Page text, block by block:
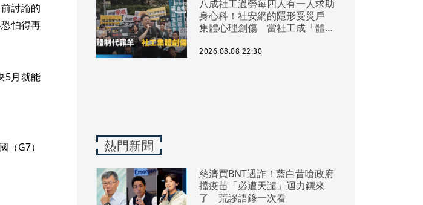
討論的
怕得再
5月就能
G7）
八成社工過勞每四人有一人求助
身心科！社安網的隱形受災戶
集體心理創傷 當社工成「體制
無奈趨勢？耗竭殆盡下的社安網
2026.08.08 22:30
熱門新聞
慈濟買BNT遇詐！藍白昔嗆政府
擋疫苗「必遭天譴」迴力鏢來
了 荒謬語錄一次看